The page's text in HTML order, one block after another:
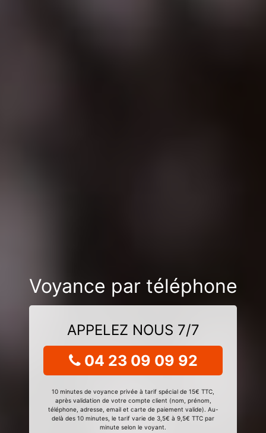
Voyance par téléphone
APPELEZ NOUS 7/7
04 23 09 09 92
10 minutes de voyance privée à tarif spécial de 15€ TTC,
après validation de votre compte client (nom, prénom,
téléphone, adresse, email et carte de paiement valide). Au-
delà des 10 minutes, le tarif varie de 3,5€ à 9,5€ TTC par
minute selon le voyant.